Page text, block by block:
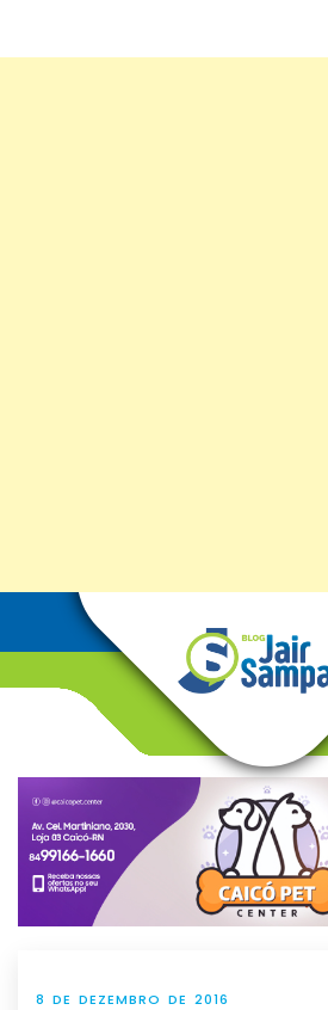
8 DE DEZEMBRO DE 2016